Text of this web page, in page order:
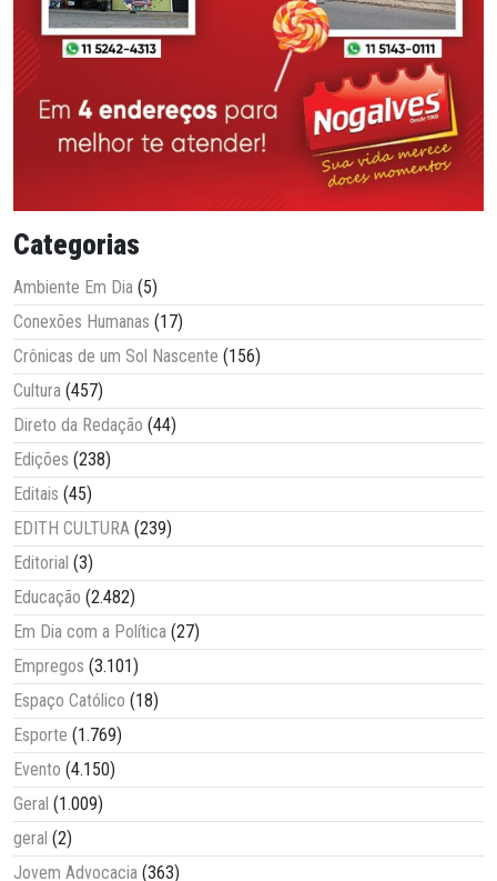
Categorias
Ambiente Em Dia (5)
Conexões Humanas (17)
Crônicas de um Sol Nascente (156)
Cultura (457)
Direto da Redação (44)
Edições (238)
Editais (45)
EDITH CULTURA (239)
Editorial (3)
Educação (2.482)
Em Dia com a Política (27)
Empregos (3.101)
Espaço Católico (18)
Esporte (1.769)
Evento (4.150)
Geral (1.009)
geral (2)
Jovem Advocacia (363)